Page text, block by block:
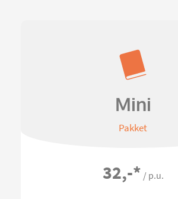
Mini
Pakket
32,-* / p.u.